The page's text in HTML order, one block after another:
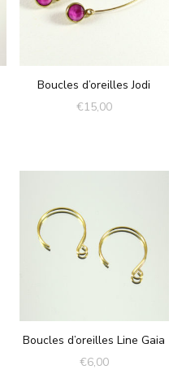
Boucles d’oreilles Jodi
€15,00
Boucles d’oreilles Line Gaia
€6,00